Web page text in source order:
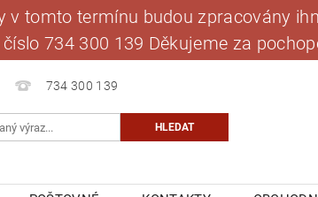
v tomto termínu budou zpracovány
734 300 139 Děkujeme za
734 300 139